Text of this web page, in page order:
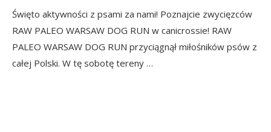
Święto aktywności z psami za nami! Poznajcie zwycięzców
RAW PALEO WARSAW DOG RUN w canicrossie! RAW
PALEO WARSAW DOG RUN przyciągnął miłośników psów z
całej Polski. W tę sobotę tereny …